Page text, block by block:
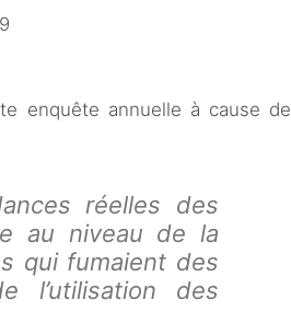
enquête annuelle à cause de
réelles des
au niveau de la
qui fumaient des
l’utilisation des